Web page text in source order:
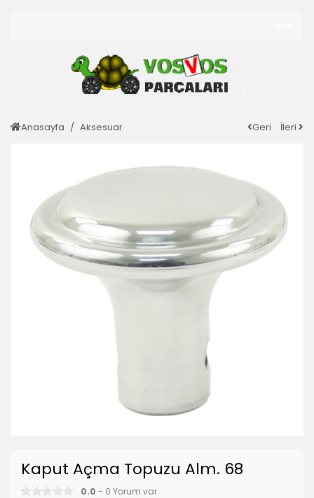
Anasayfa Aksesuar Geri İleri
Kaput Açma Topuzu Alm. 68
0.0 - 0 Yorum var.